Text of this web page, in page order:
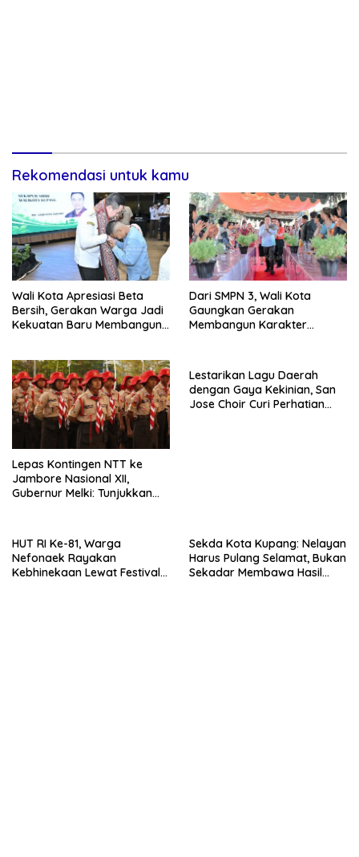
Rekomendasi untuk kamu
Wali Kota Apresiasi Beta
Bersih, Gerakan Warga Jadi
Kekuatan Baru Membangun
Dari SMPN 3, Wali Kota
Gaungkan Gerakan
Membangun Karakter
Lepas Kontingen NTT ke
Jambore Nasional XII,
Gubernur Melki: Tunjukkan
Lestarikan Lagu Daerah
dengan Gaya Kekinian, San
Jose Choir Curi Perhatian
HUT RI Ke-81, Warga
Nefonaek Rayakan
Kebhinekaan Lewat Festival
Sekda Kota Kupang: Nelayan
Harus Pulang Selamat, Bukan
Sekadar Membawa Hasil